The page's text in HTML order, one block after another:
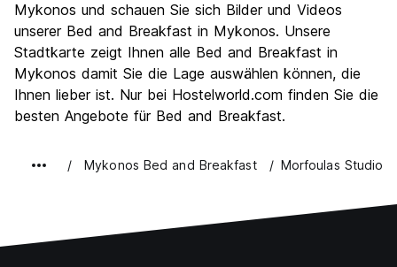
Preis-Leistungsverhältnis
Mykonos und schauen Sie sich Bilder und Videos
unserer Bed and Breakfast in Mykonos. Unsere
Stadtkarte zeigt Ihnen alle Bed and Breakfast in
Mykonos damit Sie die Lage auswählen können, die
Ihnen lieber ist. Nur bei Hostelworld.com finden Sie die
besten Angebote für Bed and Breakfast.
Mykonos Bed and Breakfast Morfoulas Studios